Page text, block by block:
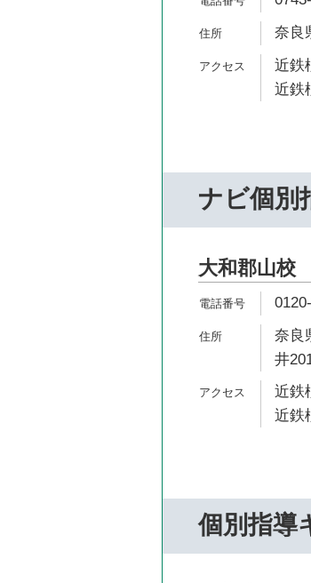
奈良
近鉄
近鉄
ナビ個別
大和郡山校
奈良
井
近鉄
近鉄
個別指導